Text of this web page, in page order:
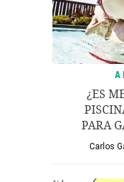
A
¿ES
PARA
Carlos